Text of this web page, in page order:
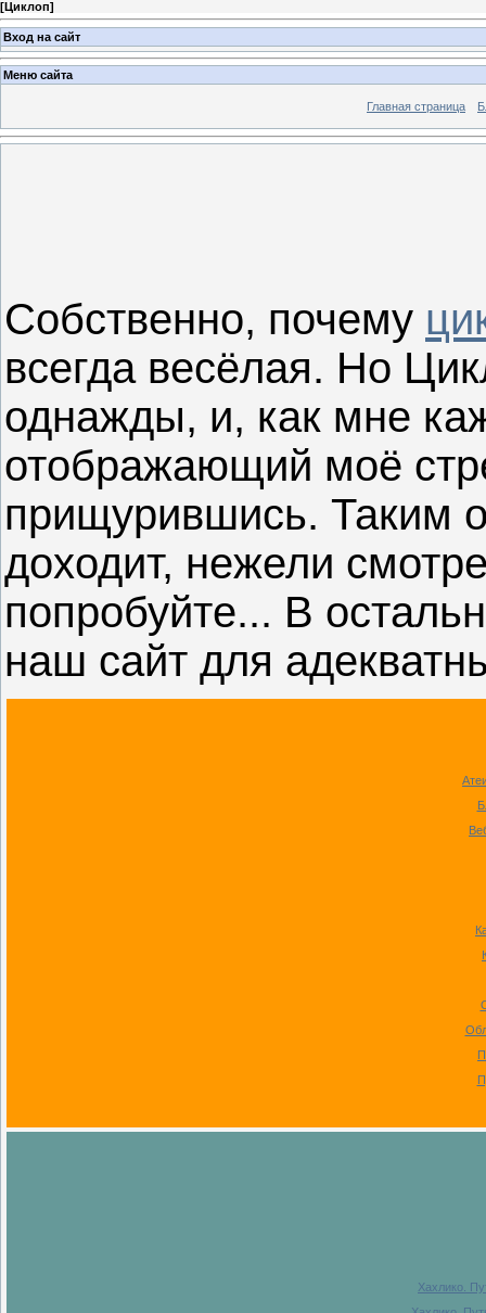
[Циклоп]
Вход на сайт
Меню сайта
Главная страница
Собственно, почему
всегда весёлая. Но
однажды, и, как мне
отображающий моё
прищурившись. Таким
доходит, нежели
попробуйте... В
наш сайт для
Хахлико.